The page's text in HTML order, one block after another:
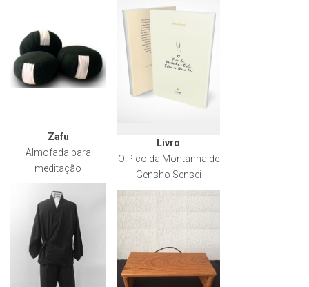
Zafu
Almofada para
meditação
Livro
O Pico da Montanha de
Gensho Sensei